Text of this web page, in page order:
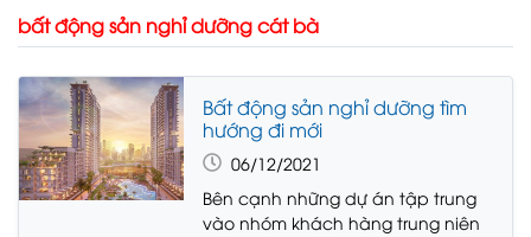
bất động sản nghỉ dưỡng cát bà
Bất động sản nghỉ dưỡng tìm
hướng đi mới
06/12/2021
Bên cạnh những dự án tập trung
vào nhóm khách hàng trung niên